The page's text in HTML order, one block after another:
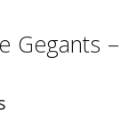
Gegants –